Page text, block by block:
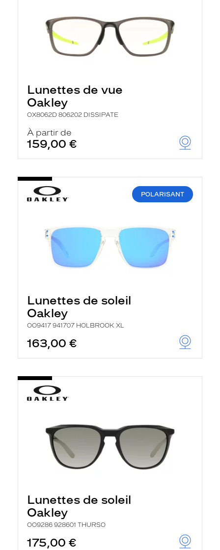
Lunettes de vue
Oakley
OX8062D 806202 DISSIPATE
À partir de
159,00 €
POLARISANT
Lunettes de soleil
Oakley
OO9417 941707 HOLBROOK XL
163,00 €
Lunettes de soleil
Oakley
OO9286 928601 THURSO
175,00 €